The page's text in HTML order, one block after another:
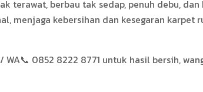
terawat, berbau tak sedap, penuh debu,
menjaga kebersihan dan kesegaran karpet
WA📞 0852 8222 8771 untuk hasil bersih,